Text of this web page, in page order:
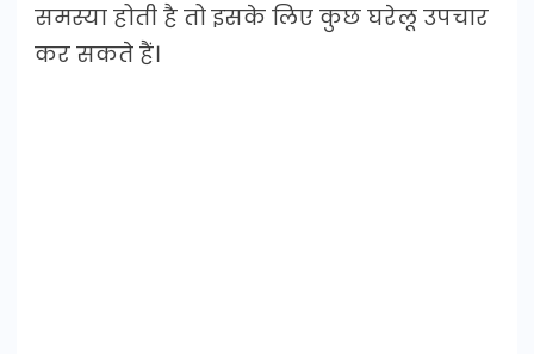
समस्या होती है तो इसके लिए कुछ घरेलू उपचार
कर सकते हैं।